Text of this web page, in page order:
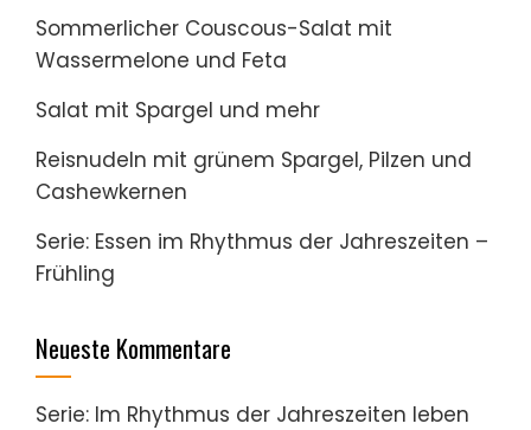
Sommerlicher Couscous-Salat mit
Wassermelone und Feta
Salat mit Spargel und mehr
Reisnudeln mit grünem Spargel, Pilzen und
Cashewkernen
Serie: Essen im Rhythmus der Jahreszeiten –
Frühling
Neueste Kommentare
Serie: Im Rhythmus der Jahreszeiten leben